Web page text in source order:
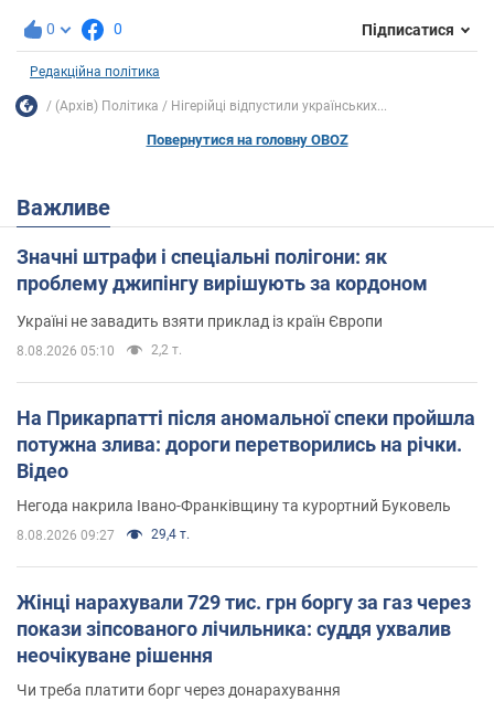
0 0 Підписатися
Редакційна політика
(Архів) Політика Нігерійці відпустили українських...
Повернутися на головну OBOZ
Важливе
Значні штрафи і спеціальні полігони: як
проблему джипінгу вирішують за кордоном
Україні не завадить взяти приклад із країн Європи
8.08.2026 05:10 2,2 т.
На Прикарпатті після аномальної спеки пройшла
потужна злива: дороги перетворились на річки.
Відео
Негода накрила Івано-Франківщину та курортний Буковель
8.08.2026 09:27 29,4 т.
Жінці нарахували 729 тис. грн боргу за газ через
покази зіпсованого лічильника: суддя ухвалив
неочікуване рішення
Чи треба платити борг через донарахування